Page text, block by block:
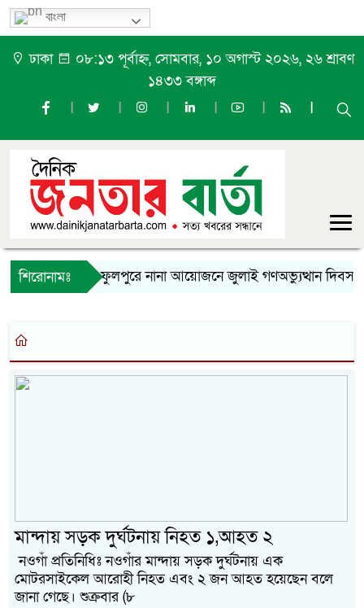
বাংলা
ঢাকা
০৮:১৩ পূর্বাহ্ন, সোমবার, ১০ অগাস্ট ২০২৬, ২৬ শ্রাবণ
১৪৩৩ বঙ্গাব্দ
শিরোনামঃ ফুলপুরে নানা আয়োজনে জুলাই গণঅভ্যুত্থান দিবস
মান্দায় সড়ক দুর্ঘটনায় নিহত ১,আহত ২
নওগাঁ প্রতিনিধিঃ নওগাঁর মান্দায় সড়ক দুর্ঘটনায় এক
মোটরসাইকেল আরোহী নিহত এবং ২ জন আহত হয়েছেন বলে
জানা গেছে। শুক্রবার (৮